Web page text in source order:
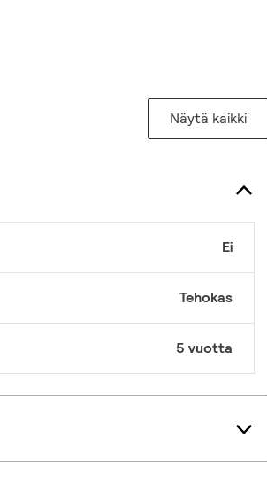
Näytä kaikki
Ei
Tehokas
5 vuotta